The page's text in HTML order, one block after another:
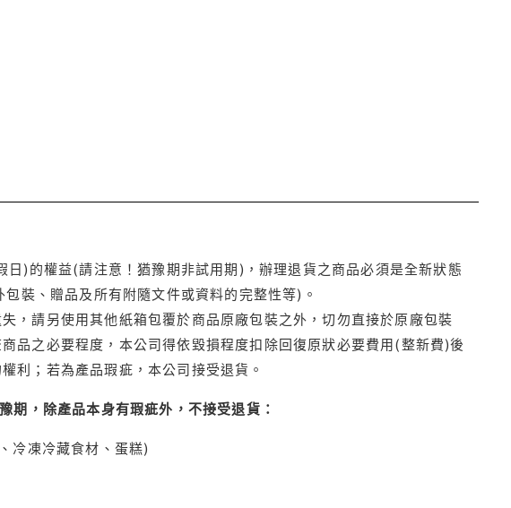
)的權益(請注意！猶豫期非試用期)，辦理退貨之商品必須是全新狀態
裝、贈品及所有附隨文件或資料的完整性等)。
，請另使用其他紙箱包覆於商品原廠包裝之外，切勿直接於原廠包裝
品之必要程度，本公司得依毀損程度扣除回復原狀必要費用(整新費)後
利；若為產品瑕疵，本公司接受退貨。
期，除產品本身有瑕疵外，不接受退貨：
冷凍冷藏食材、蛋糕)